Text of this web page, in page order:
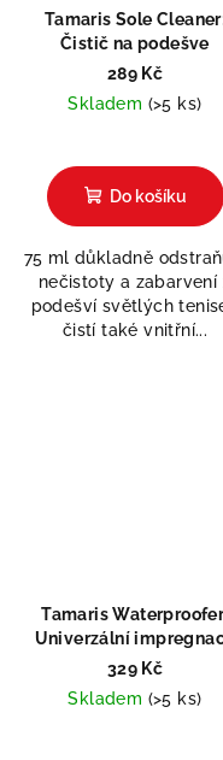
Tamaris Sole
Čistič na podešve
289 Kč
Skladem (>5 ks)
Do košíku
75 ml důkladně
nečistoty a zabarvení
podešví světlých
čistí také vnitřní...
Tamaris
Univerzální
329 Kč
Skladem (>5 ks)